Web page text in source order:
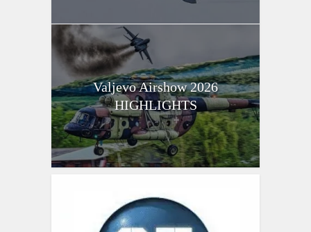
Valjevo Airshow 2026
HIGHLIGHTS